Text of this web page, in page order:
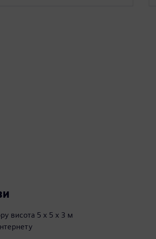
висота 5 х 5 х 3 м